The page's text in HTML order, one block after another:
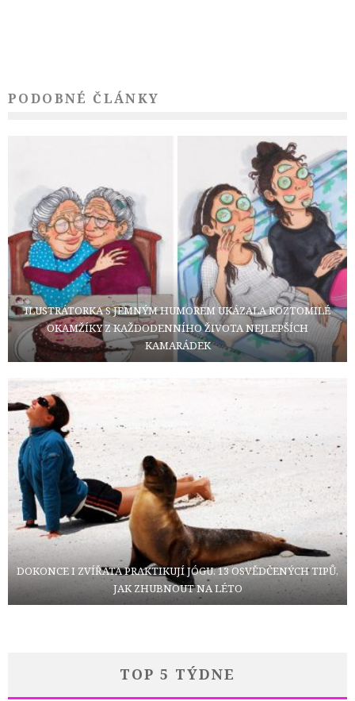
PODOBNÉ ČLÁNKY
ILUSTRÁTORKA S JEMNÝM HUMOREM UKÁZALA ROZTOMILÉ
OKAMŽÍKY Z KAŽDODENNÍHO ŽIVOTA NEJLEPŠÍCH
KAMARÁDEK
DOKONCE I ZVÍŘATA PRAKTIKUJÍ JÓGU. 13 OSVĚDČENÝCH TIPŮ,
JAK ZHUBNOUT NA LÉTO
TOP 5 TÝDNE